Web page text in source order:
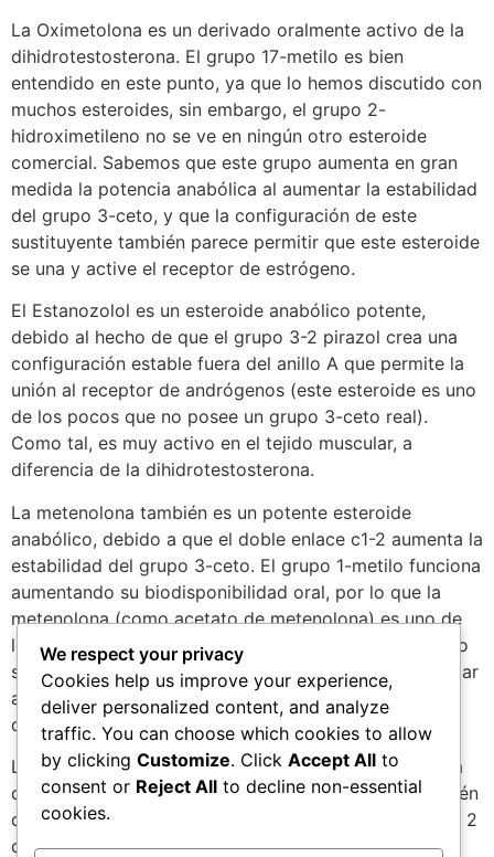
La Oximetolona es un derivado oralmente activo de la
dihidrotestosterona. El grupo 17-metilo es bien
entendido en este punto, ya que lo hemos discutido con
muchos esteroides, sin embargo, el grupo 2-
hidroximetileno no se ve en ningún otro esteroide
comercial. Sabemos que este grupo aumenta en gran
medida la potencia anabólica al aumentar la estabilidad
del grupo 3-ceto, y que la configuración de este
sustituyente también parece permitir que este esteroide
se una y active el receptor de estrógeno.
El Estanozolol es un esteroide anabólico potente,
debido al hecho de que el grupo 3-2 pirazol crea una
configuración estable fuera del anillo A que permite la
unión al receptor de andrógenos (este esteroide es uno
de los pocos que no posee un grupo 3-ceto real).
Como tal, es muy activo en el tejido muscular, a
diferencia de la dihidrotestosterona.
La metenolona también es un potente esteroide
anabólico, debido a que el doble enlace c1-2 aumenta la
estabilidad del grupo 3-ceto. El grupo 1-metilo funciona
aumentando su biodisponibilidad oral, por lo que la
metenolona (como acetato de metenolona) es uno de
los pocos esteroides orales, oralmente activos, que no
son 17 alquilados. El enlace c 1-2 también puede ayudar
a aumentar la resistencia hepática (levemente) a la
desactivación de 17-cetosteroides.
La oxandrolona es un derivado oralmente activo de la
dihidrotestosterona, debido a su 17 metilación. También
difiere de la DHT por la sustitución de su molécula de 2
carbono por oxígeno. Este es el único esteroide
We respect your privacy
Cookies help us improve your experience,
deliver personalized content, and analyze
traffic. You can choose which cookies to allow
by clicking Customize. Click Accept All to
consent or Reject All to decline non-essential
cookies.